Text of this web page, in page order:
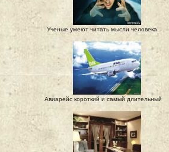
Ученые умеют читать мысли человека.
Авиарейс короткий и самый длительный